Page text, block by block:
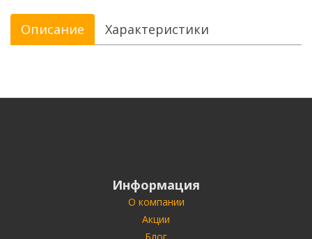
Описание Характеристики
Информация
О компании
Акции